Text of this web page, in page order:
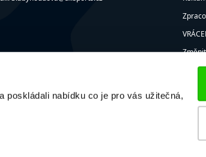
poskládali nabídku co je pro vás užitečná,
Grafický návrh vytvořila společnost